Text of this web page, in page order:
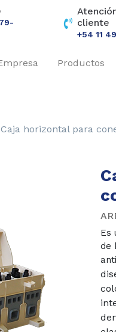
cliente
+54 11
Productos
Caja horizontal para
Es
de